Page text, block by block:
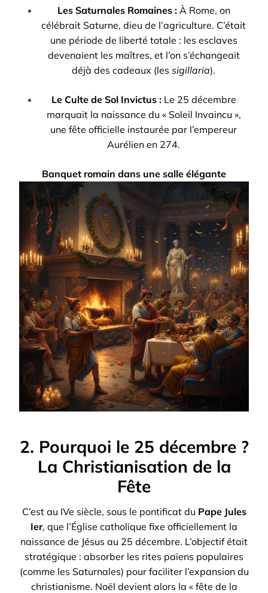
Les Saturnales Romaines :À Rome, on
célébrait Saturne, dieu de l’agriculture. C’était
une période de liberté totale : les esclaves
devenaient les maîtres, et l’on s’échangeait
déjà des cadeaux (les sigillaria).
Le Culte de Sol Invictus :Le 25 décembre
marquait la naissance du « Soleil Invaincu »,
une fête officielle instaurée par l’empereur
Aurélien en 274.
Banquet romain dans une salle élégante
2. Pourquoi le 25 décembre ?
La Christianisation de la
Fête
C’est au IVe siècle, sous le pontificat du Pape Jules
Ier, que l’Église catholique fixe officiellement la
naissance de Jésus au 25 décembre. L’objectif était
stratégique : absorber les rites païens populaires
(comme les Saturnales) pour faciliter l’expansion du
christianisme. Noël devient alors la « fête de la